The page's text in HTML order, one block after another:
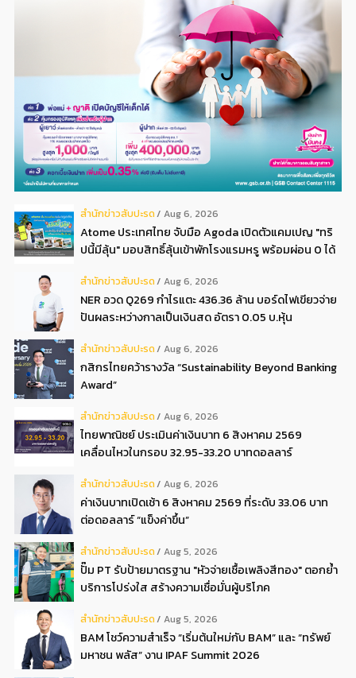
สํานักข่าวสับปะรด Aug 6, 2026
Atome ประเทศไทย จับมือ Agoda เปิดตัวแคมเปญ "ทริ
ปนี้มีลุ้น" มอบสิทธิ์ลุ้นเข้าพักโรงแรมหรู พร้อมผ่อน 0 ได้
สํานักข่าวสับปะรด Aug 6, 2026
NER อวด Q269 กำไรแตะ 436.36 ล้าน บอร์ดไฟเขียวจ่าย
ปันผลระหว่างกาลเป็นเงินสด อัตรา 0.05 บ.หุ้น
สํานักข่าวสับปะรด Aug 6, 2026
กสิกรไทยคว้ารางวัล “Sustainability Beyond Banking
Award”
สํานักข่าวสับปะรด Aug 6, 2026
ไทยพาณิชย์ ประเมินค่าเงินบาท 6 สิงหาคม 2569
เคลื่อนไหวในกรอบ 32.95-33.20 บาทดอลลาร์
สํานักข่าวสับปะรด Aug 6, 2026
ค่าเงินบาทเปิดเช้า 6 สิงหาคม 2569 ที่ระดับ 33.06 บาท
ต่อดอลลาร์ “แข็งค่าขึ้น”
สํานักข่าวสับปะรด Aug 5, 2026
ปั๊ม PT รับป้ายมาตรฐาน "หัวจ่ายเชื้อเพลิงสีทอง" ตอกย้ำ
บริการโปร่งใส สร้างความเชื่อมั่นผู้บริโภค
สํานักข่าวสับปะรด Aug 5, 2026
BAM โชว์ความสำเร็จ “เริ่มต้นใหม่กับ BAM” และ “ทรัพย์
มหาชน พลัส” งาน IPAF Summit 2026